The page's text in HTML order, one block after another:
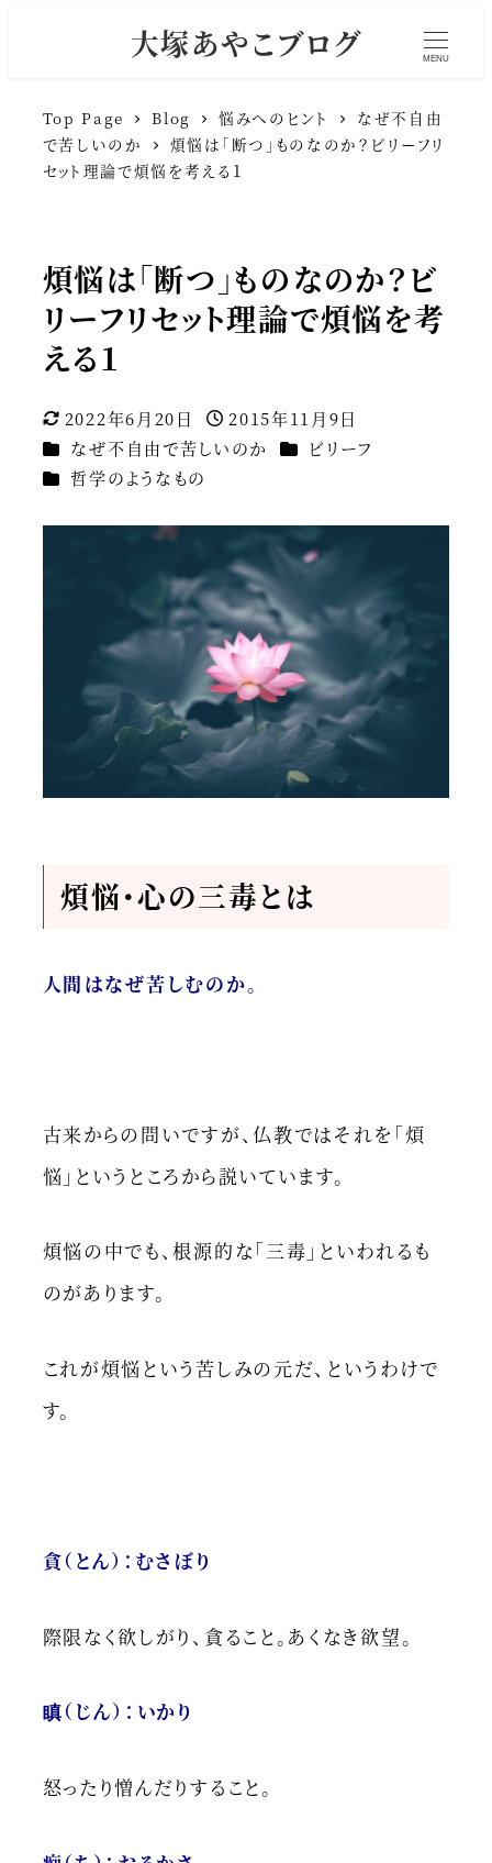
大塚あやこブログ MENU
Top Page Blog 悩みへのヒント
なぜ不自由
で苦しいのか
煩悩は「断つ」ものなのか？ビリーフリ
セット理論で煩悩を考える１
煩悩は「断つ」ものなのか？ビ
リーフリセット理論で煩悩を考
える１
更新日
2022年6月20日
投稿日
2015年11月9日
カテゴリー
なぜ不自由で苦しいのか カテゴリー
ビリーフ
カテゴリー
哲学のようなもの
煩悩・心の三毒とは
人間はなぜ苦しむのか。
古来からの問いですが、仏教ではそれを「煩
悩」というところから説いています。
煩悩の中でも、根源的な「三毒」といわれるも
のがあります。
これが煩悩という苦しみの元だ、というわけで
す。
貪（とん）：むさぼり
際限なく欲しがり、貪ること。あくなき欲望。
瞋（じん）：いかり
怒ったり憎んだりすること。